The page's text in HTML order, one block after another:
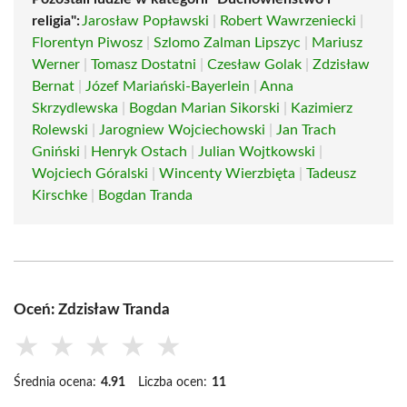
religia": Jarosław Popławski Robert Wawrzeniecki
Florentyn Piwosz
Szlomo Zalman Lipszyc
Mariusz
Werner
Tomasz Dostatni Czesław Golak
Zdzisław
Bernat
Józef Mariański-Bayerlein
Anna
Skrzydlewska
Bogdan Marian Sikorski
Kazimierz
Rolewski
Jarogniew Wojciechowski
Jan Trach
Gniński
Henryk Ostach Julian Wojtkowski
Wojciech Góralski
Wincenty Wierzbięta
Tadeusz
Kirschke
Bogdan Tranda
Oceń: Zdzisław Tranda
★ ★ ★ ★ ★
Średnia ocena: 4.91 Liczba ocen: 11